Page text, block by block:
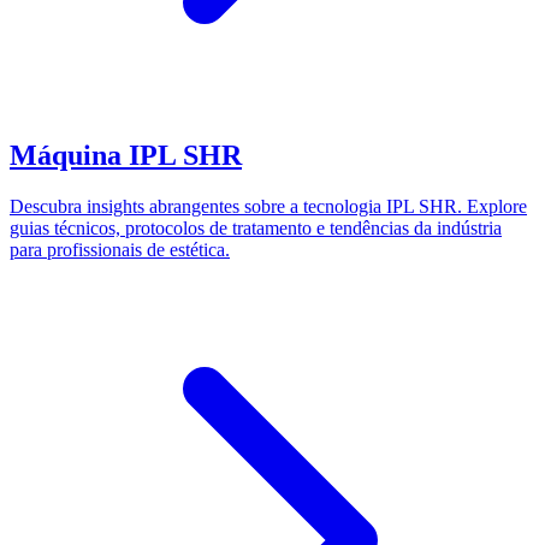
Máquina IPL SHR
Descubra insights abrangentes sobre a tecnologia IPL SHR. Explore
guias técnicos, protocolos de tratamento e tendências da indústria
para profissionais de estética.